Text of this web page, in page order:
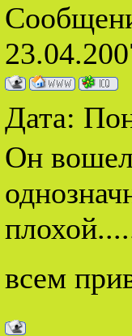
Дата:
Он
всем